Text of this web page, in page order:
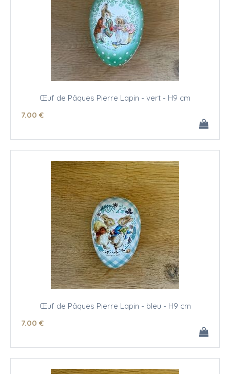
Œuf de Pâques Pierre Lapin - vert - H9 cm
7.00 €
Œuf de Pâques Pierre Lapin - bleu - H9 cm
7.00 €